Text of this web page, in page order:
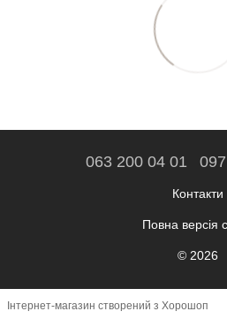
063 200 04 01
Контакти
Повна версія
© 2026
Інтернет-магазин створений з Хорошоп